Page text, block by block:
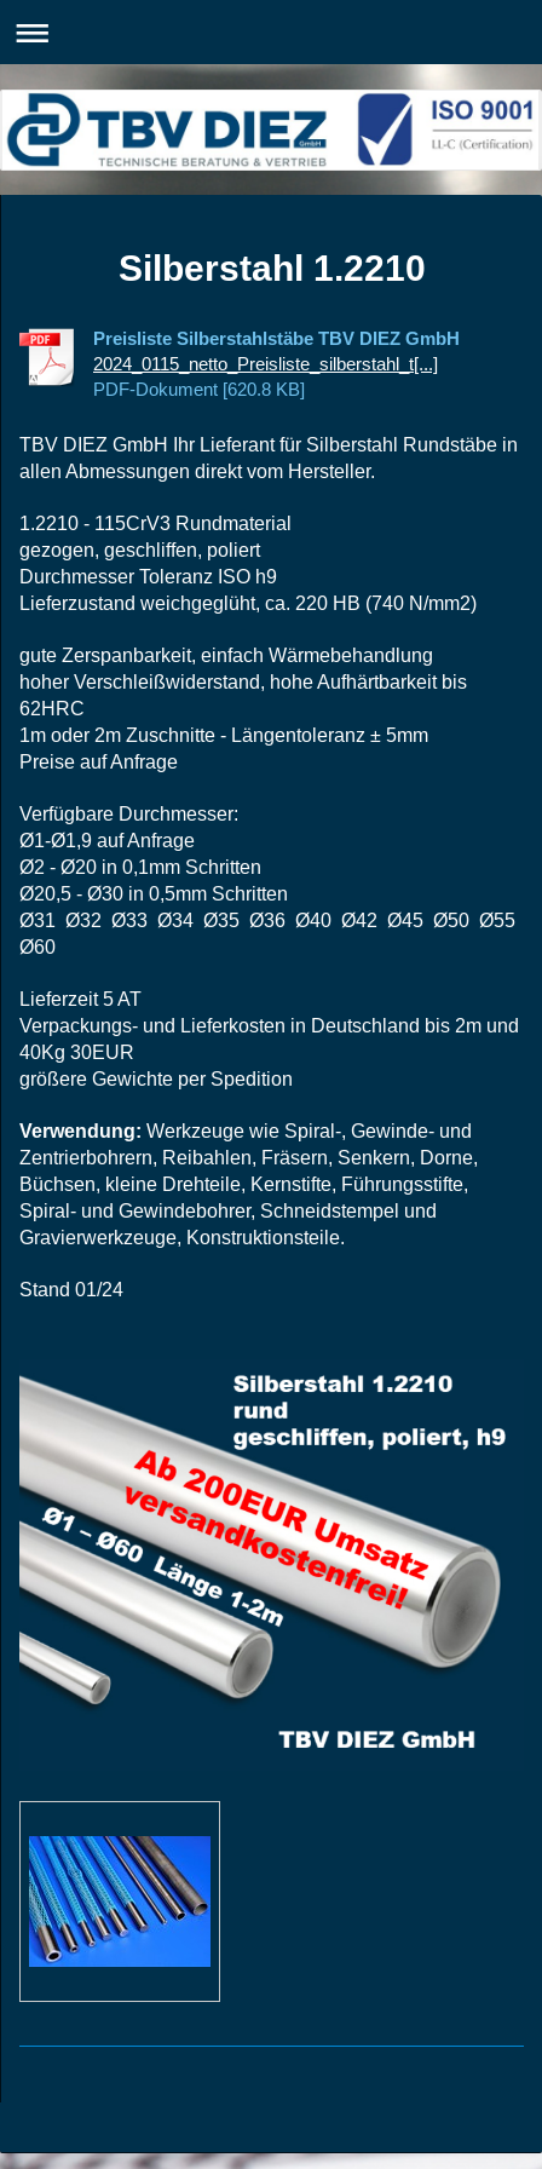
Silberstahl 1.2210
Preisliste Silberstahlstäbe TBV DIEZ GmbH
2024_0115_netto_Preisliste_silberstahl_t[...]
PDF-Dokument [620.8 KB]
TBV DIEZ GmbH Ihr Lieferant für Silberstahl Rundstäbe in
allen Abmessungen direkt vom Hersteller.
1.2210 - 115CrV3 Rundmaterial
gezogen, geschliffen, poliert
Durchmesser Toleranz ISO h9
Lieferzustand weichgeglüht, ca. 220 HB (740 N/mm2)
gute Zerspanbarkeit, einfach Wärmebehandlung
hoher Verschleißwiderstand, hohe Aufhärtbarkeit bis
62HRC
1m oder 2m Zuschnitte - Längentoleranz ± 5mm
Preise auf Anfrage
Verfügbare Durchmesser:
Ø1-Ø1,9 auf Anfrage
Ø2 - Ø20 in 0,1mm Schritten
Ø20,5 - Ø30 in 0,5mm Schritten
Ø31 Ø32 Ø33 Ø34 Ø35 Ø36 Ø40 Ø42 Ø45 Ø50 Ø55
Ø60
Lieferzeit 5 AT
Verpackungs- und Lieferkosten in Deutschland bis 2m und
40Kg 30EUR
größere Gewichte per Spedition
Verwendung: Werkzeuge wie Spiral-, Gewinde- und
Zentrierbohrern, Reibahlen, Fräsern, Senkern, Dorne,
Büchsen, kleine Drehteile, Kernstifte, Führungsstifte,
Spiral- und Gewindebohrer, Schneidstempel und
Gravierwerkzeuge, Konstruktionsteile.
Stand 01/24